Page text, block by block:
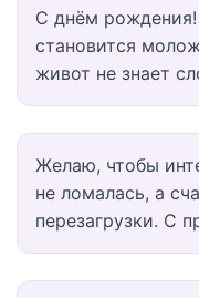
С днём рождения!
становится
живот не знает
Желаю, чтобы
не ломалась, а
перезагрузки. С